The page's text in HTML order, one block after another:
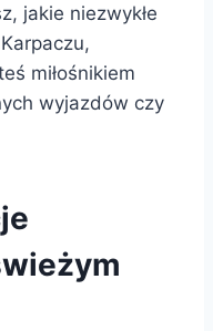
jakie niezwykłe
miłośnikiem
wyjazdów czy